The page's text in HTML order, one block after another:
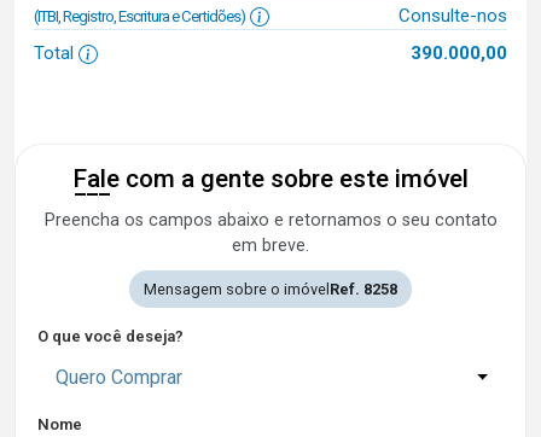
(ITBI, Registro, Escritura e Certidões)
Consulte-nos
Total
390.000,00
Fale com a gente sobre este imóvel
Preencha os campos abaixo e retornamos o seu contato
em breve.
Mensagem sobre o imóvel Ref. 8258
O que você deseja?
Quero Comprar
Nome